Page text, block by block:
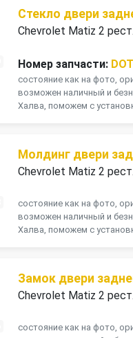
Стекло двери
Chevrolet Matiz 2
Номер запчасти:
состояние как на фото,
возможен наличный и
Халва, поможем с
Молдинг двери
Chevrolet Matiz 2
состояние как на фото,
возможен наличный и
Халва, поможем с
Замок двери
Chevrolet Matiz 2
состояние как на фото,